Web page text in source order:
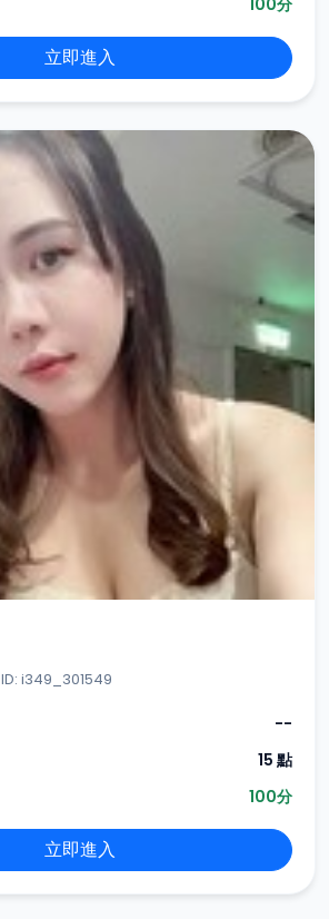
100分
立即進入
ID: i349_301549
--
15 點
100分
立即進入